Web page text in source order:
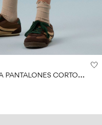
P
ERNERA ANCHA PANTALONES CORTOS VAQUEROS